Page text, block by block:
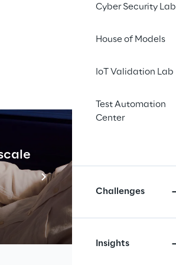
Cyber Security Lab
House of Models
IoT Validation Lab
Test Automation
Center
Challenges
Insights
progetti
di gestione
Rizzante, CTO Reply
per rendere il
di sostenibilità
Green coding con
architetture e